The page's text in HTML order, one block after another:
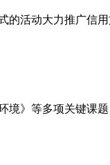
活动大力推广信用
》等多项关键课